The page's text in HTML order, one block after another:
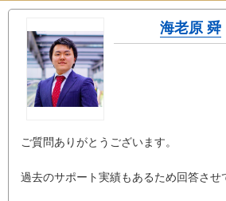
海老原 舜
ご質問ありがとうございます。
過去のサポート実績もあるため回答させ